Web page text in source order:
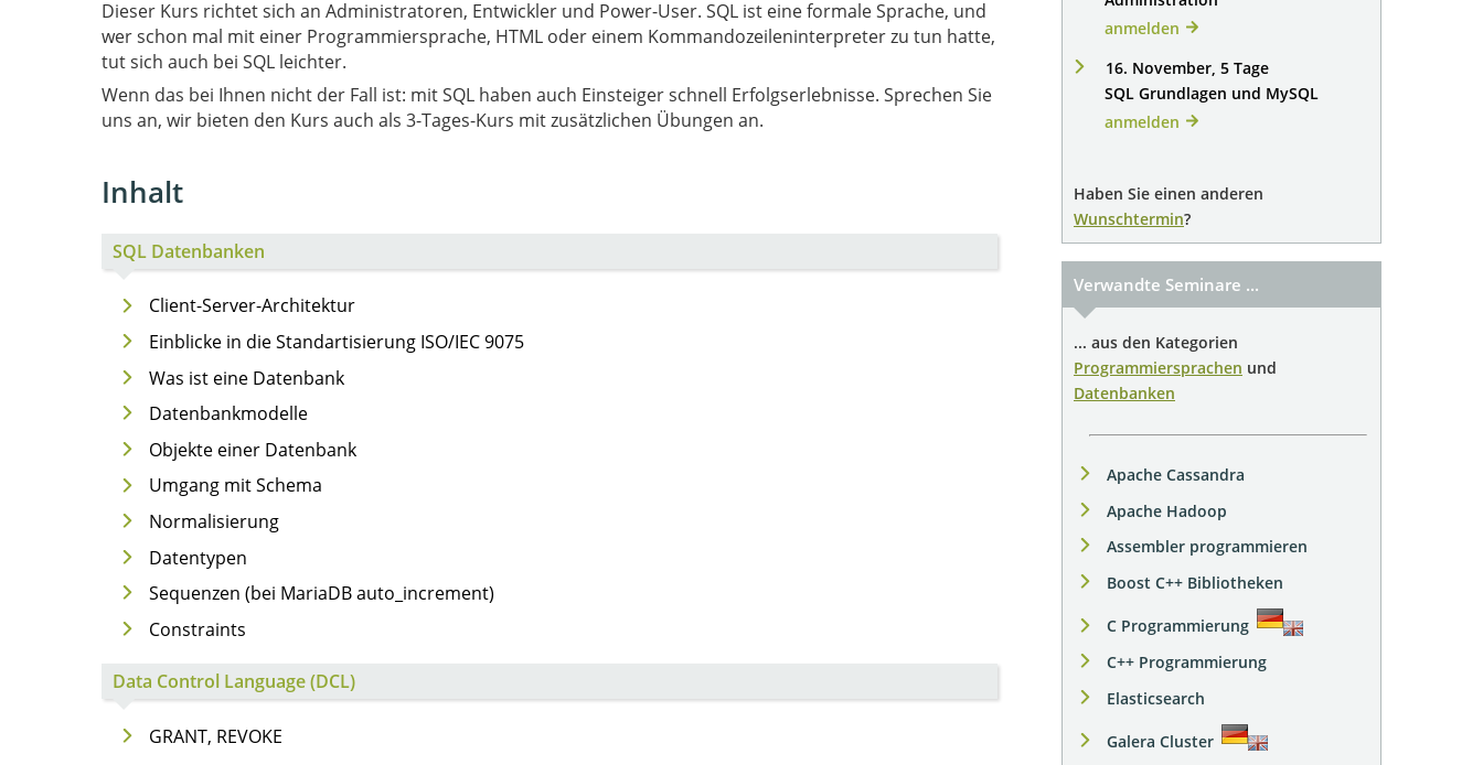
Dieser Kurs richtet sich an Administratoren, Entwickler und Power-User. SQL ist eine formale Sprache, und
wer schon mal mit einer Programmiersprache, HTML oder einem Kommandozeileninterpreter zu tun hatte,
tut sich auch bei SQL leichter.
Wenn das bei Ihnen nicht der Fall ist: mit SQL haben auch Einsteiger schnell Erfolgserlebnisse. Sprechen Sie
uns an, wir bieten den Kurs auch als 3-Tages-Kurs mit zusätzlichen Übungen an.
Inhalt
SQL Datenbanken
Client-Server-Architektur
Einblicke in die Standartisierung ISO/IEC 9075
Was ist eine Datenbank
Datenbankmodelle
Objekte einer Datenbank
Umgang mit Schema
Normalisierung
Datentypen
Sequenzen (bei MariaDB auto_increment)
Constraints
Data Control Language (DCL)
GRANT, REVOKE
anmelden
16. November, 5 Tage
SQL Grundlagen und MySQL
anmelden
Haben Sie einen anderen
Wunschtermin?
Verwandte Seminare ...
... aus den Kategorien
Programmiersprachen und
Datenbanken
Apache Cassandra
Apache Hadoop
Assembler programmieren
Boost C++ Bibliotheken
C Programmierung
C++ Programmierung
Elasticsearch
Galera Cluster